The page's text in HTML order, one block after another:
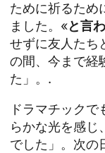
ために祈るため
ました。«と言
せずに友人たち
の間、今まで経
た」。.
ドラマチック
らかな光を感じ
でした」。次の